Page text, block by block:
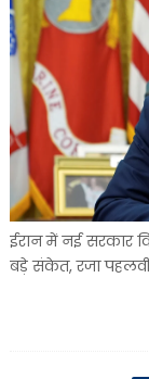
ईरान में नई सरकार
बड़े संकेत, रजा